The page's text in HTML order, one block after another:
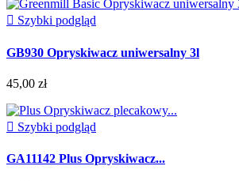
 Szybki podgląd
GB930 Opryskiwacz uniwersalny 3l
45,00 zł
 Szybki podgląd
GA11142 Plus Opryskiwacz...